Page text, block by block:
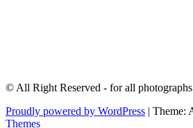
© All Right Reserved - for all
Proudly powered by WordPress | Theme:
Themes